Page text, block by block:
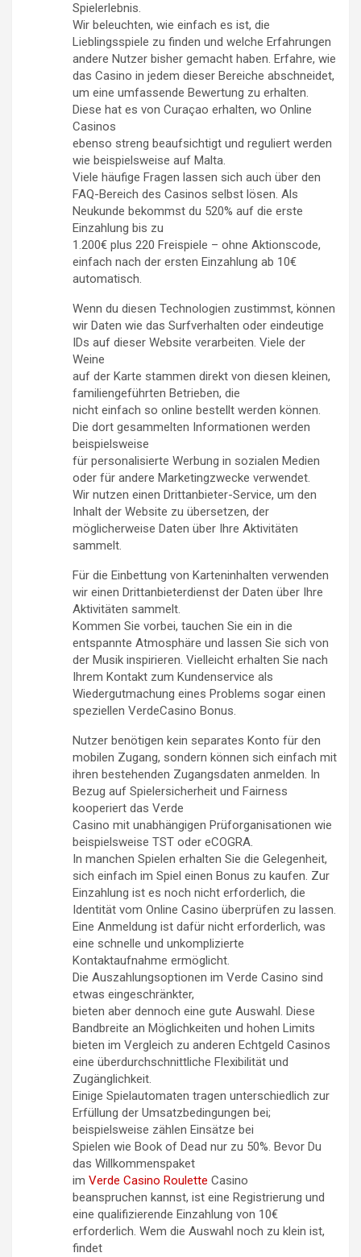
Spielerlebnis.
Wir beleuchten, wie einfach es ist, die
Lieblingsspiele zu finden und welche Erfahrungen
andere Nutzer bisher gemacht haben. Erfahre, wie
das Casino in jedem dieser Bereiche abschneidet,
um eine umfassende Bewertung zu erhalten.
Diese hat es von Curaçao erhalten, wo Online
Casinos
ebenso streng beaufsichtigt und reguliert werden
wie beispielsweise auf Malta.
Viele häufige Fragen lassen sich auch über den
FAQ-Bereich des Casinos selbst lösen. Als
Neukunde bekommst du 520% auf die erste
Einzahlung bis zu
1.200€ plus 220 Freispiele – ohne Aktionscode,
einfach nach der ersten Einzahlung ab 10€
automatisch.
Wenn du diesen Technologien zustimmst, können
wir Daten wie das Surfverhalten oder eindeutige
IDs auf dieser Website verarbeiten. Viele der
Weine
auf der Karte stammen direkt von diesen kleinen,
familiengeführten Betrieben, die
nicht einfach so online bestellt werden können.
Die dort gesammelten Informationen werden
beispielsweise
für personalisierte Werbung in sozialen Medien
oder für andere Marketingzwecke verwendet.
Wir nutzen einen Drittanbieter-Service, um den
Inhalt der Website zu übersetzen, der
möglicherweise Daten über Ihre Aktivitäten
sammelt.
Für die Einbettung von Karteninhalten verwenden
wir einen Drittanbieterdienst der Daten über Ihre
Aktivitäten sammelt.
Kommen Sie vorbei, tauchen Sie ein in die
entspannte Atmosphäre und lassen Sie sich von
der Musik inspirieren. Vielleicht erhalten Sie nach
Ihrem Kontakt zum Kundenservice als
Wiedergutmachung eines Problems sogar einen
speziellen VerdeCasino Bonus.
Nutzer benötigen kein separates Konto für den
mobilen Zugang, sondern können sich einfach mit
ihren bestehenden Zugangsdaten anmelden. In
Bezug auf Spielersicherheit und Fairness
kooperiert das Verde
Casino mit unabhängigen Prüforganisationen wie
beispielsweise TST oder eCOGRA.
In manchen Spielen erhalten Sie die Gelegenheit,
sich einfach im Spiel einen Bonus zu kaufen. Zur
Einzahlung ist es noch nicht erforderlich, die
Identität vom Online Casino überprüfen zu lassen.
Eine Anmeldung ist dafür nicht erforderlich, was
eine schnelle und unkomplizierte
Kontaktaufnahme ermöglicht.
Die Auszahlungsoptionen im Verde Casino sind
etwas eingeschränkter,
bieten aber dennoch eine gute Auswahl. Diese
Bandbreite an Möglichkeiten und hohen Limits
bieten im Vergleich zu anderen Echtgeld Casinos
eine überdurchschnittliche Flexibilität und
Zugänglichkeit.
Einige Spielautomaten tragen unterschiedlich zur
Erfüllung der Umsatzbedingungen bei;
beispielsweise zählen Einsätze bei
Spielen wie Book of Dead nur zu 50%. Bevor Du
das Willkommenspaket
im Verde Casino Roulette Casino
beanspruchen kannst, ist eine Registrierung und
eine qualifizierende Einzahlung von 10€
erforderlich. Wem die Auswahl noch zu klein ist,
findet